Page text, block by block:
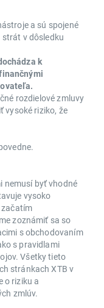
a sú spojené
v dôsledku
k
rozdielové zmluvy
vysoké riziko, že
nemusí byť vhodné
vysoko
zoznámiť sa so
s obchodovaním
s pravidlami
Všetky tieto
stránkach XTB v
o riziku a
zmlúv.